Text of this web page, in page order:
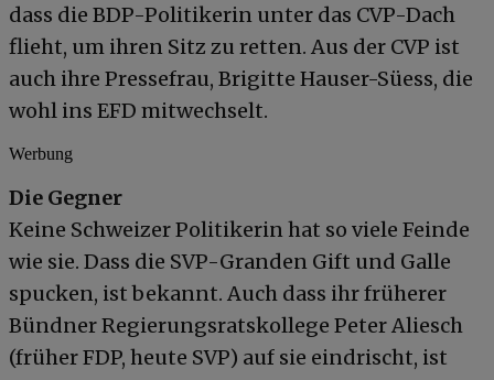
dass die BDP-Politikerin unter das CVP-Dach
flieht, um ihren Sitz zu retten. Aus der CVP ist
auch ihre Pressefrau, Brigitte Hauser-Süess, die
wohl ins EFD mitwechselt.
Werbung
Die Gegner
Keine Schweizer Politikerin hat so viele Feinde
wie sie. Dass die SVP-Granden Gift und Galle
spucken, ist bekannt. Auch dass ihr früherer
Bündner Regierungsratskollege Peter Aliesch
(früher FDP, heute SVP) auf sie eindrischt, ist